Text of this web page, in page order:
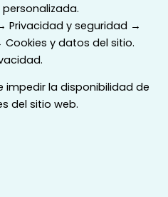
Privacidad y seguridad →
y datos del sitio.
impedir la disponibilidad de
del sitio web.